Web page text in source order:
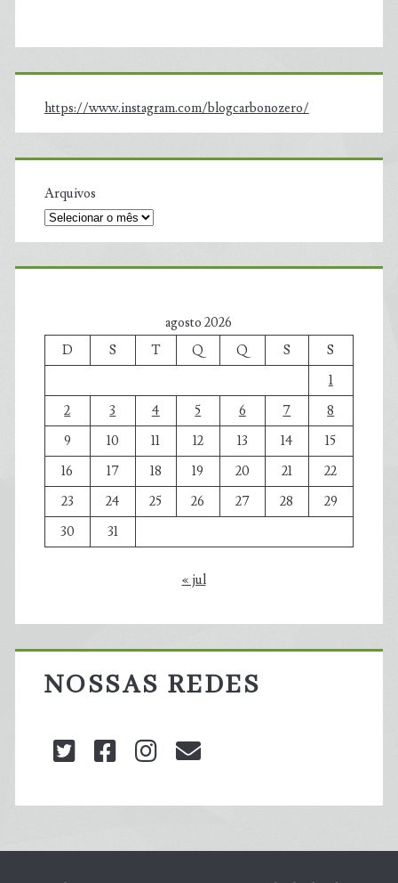
https://www.instagram.com/blogcarbonozero/
Arquivos
agosto 2026
D
S T Q Q S
S
1
2
3 4 5 6 7
8
9
10 11 12 13 14
15
16
17 18 19 20 21
22
23
24 25 26 27 28
29
30
31
« jul
NOSSAS REDES
twitterfacebookinstagram